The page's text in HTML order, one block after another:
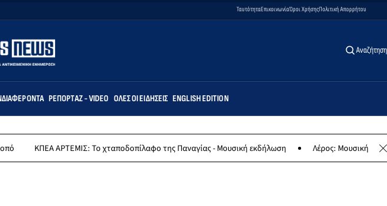
ΤαυτότηταΕπικοινωνίαΌροι ΧρήσηςΠολιτική Απορρήτου
Αναζήτηση
ΡΕΠΟΡΤΆΖ - VIDEO ΌΛΕΣ ΟΙ ΕΙΔΉΣΕΙΣ ENGLISH EDITION
ΚΠΕΑ ΑΡΤΕΜΙΣ: Το χταποδοπίλαφο της Παναγίας - Μουσική εκδήλωση Λέρος: Μουσική συναυλία